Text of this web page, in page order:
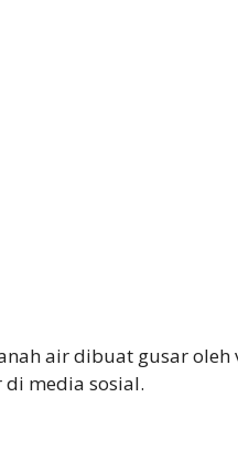
air dibuat gusar oleh
media sosial.